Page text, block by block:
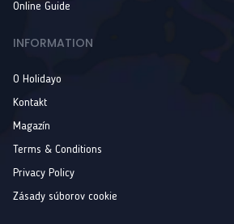
Online Guide
INFORMATION
O Holidayo
Kontakt
Magazín
Terms & Conditions
Privacy Policy
Zásady súborov cookie